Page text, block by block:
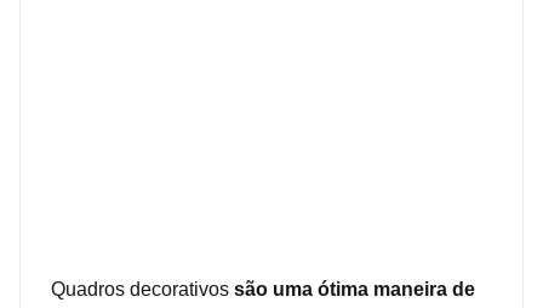
Quadros decorativos são uma ótima maneira de